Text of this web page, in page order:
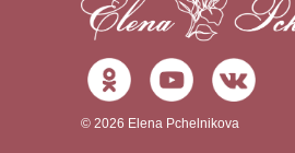
© 2026 Elena Pchelnikova